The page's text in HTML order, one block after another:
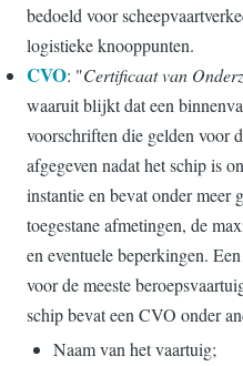
bedoeld voor
logistieke knooppunten.
CVO: "Certificaat van
waaruit blijkt dat een
voorschriften die gelden voor
afgegeven nadat het schip is
instantie en bevat onder meer
toegestane afmetingen, de
en eventuele beperkingen.
voor de meeste
schip bevat een CVO onder
Naam van het vaartuig;